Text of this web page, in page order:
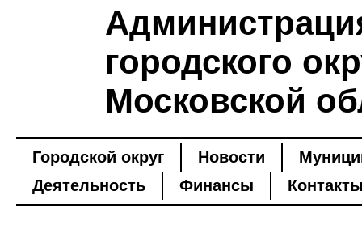
городского
Московской
Городской округ Новости
Деятельность
Финансы